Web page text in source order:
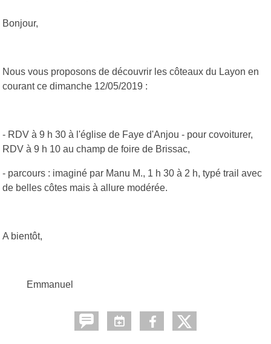
Bonjour,
Nous vous proposons de découvrir les côteaux du Layon en
courant ce dimanche 12/05/2019 :
- RDV à 9 h 30 à l'église de Faye d'Anjou - pour covoiturer,
RDV à 9 h 10 au champ de foire de Brissac,
- parcours : imaginé par Manu M., 1 h 30 à 2 h, typé trail avec
de belles côtes mais à allure modérée.
A bientôt,
Emmanuel